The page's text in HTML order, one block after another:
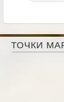
ТОЧКИ